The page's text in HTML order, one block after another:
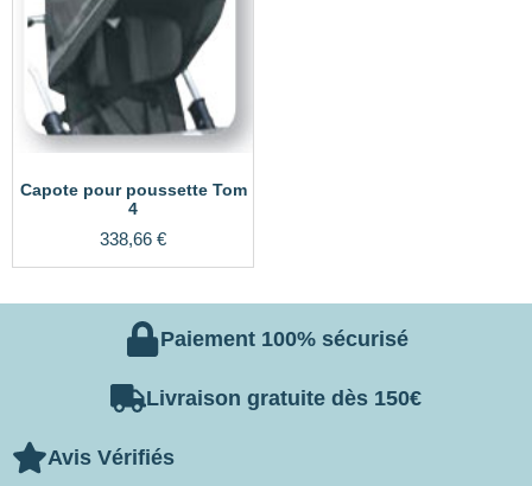
Capote pour poussette Tom
4
338,66 €
Paiement 100% sécurisé
Livraison gratuite dès 150€
Avis Vérifiés